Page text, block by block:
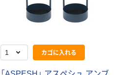
カゴに入れる